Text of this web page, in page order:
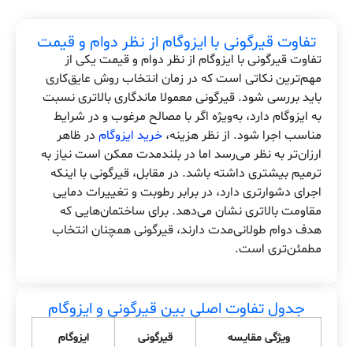
تفاوت قیرگونی با ایزوگام از نظر دوام و قیمت
تفاوت قیرگونی با ایزوگام از نظر دوام و قیمت یکی از
مهم‌ترین نکاتی است که در زمان انتخاب روش عایق‌کاری
باید بررسی شود. قیرگونی معمولا ماندگاری بالاتری نسبت
به ایزوگام دارد، به‌ویژه اگر با مصالح مرغوب و در شرایط
مناسب اجرا شود. از نظر هزینه، خرید ایزوگام در ظاهر
ارزان‌تر به نظر می‌رسد اما در بلندمدت ممکن است نیاز به
ترمیم بیشتری داشته باشد. در مقابل، قیرگونی با اینکه
اجرای دشوارتری دارد، در برابر رطوبت و تغییرات دمایی
مقاومت بالاتری نشان می‌دهد. برای ساختمان‌هایی که
هدف دوام طولانی‌مدت دارند، قیرگونی همچنان انتخاب
مطمئن‌تری است.
جدول تفاوت اصلی بین قیرگونی و ایزوگام
ویژگی مقایسه قیرگونی ایزوگام